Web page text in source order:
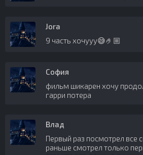
Jora
9 часть хочууу😅🤌🏼
София
фильм шикарен хочу
гарри потера
Влад
Первый раз посмотрел все
раньше смотрел только